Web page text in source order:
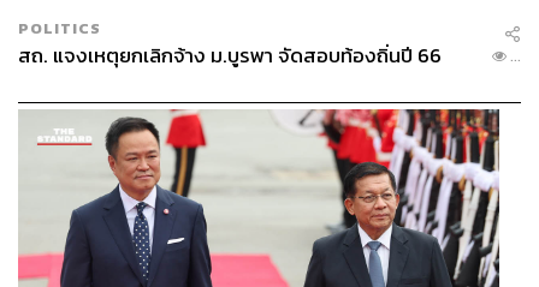
POLITICS
สถ. แจงเหตุยกเลิกจ้าง ม.บูรพา จัดสอบท้องถิ่นปี 66 ...